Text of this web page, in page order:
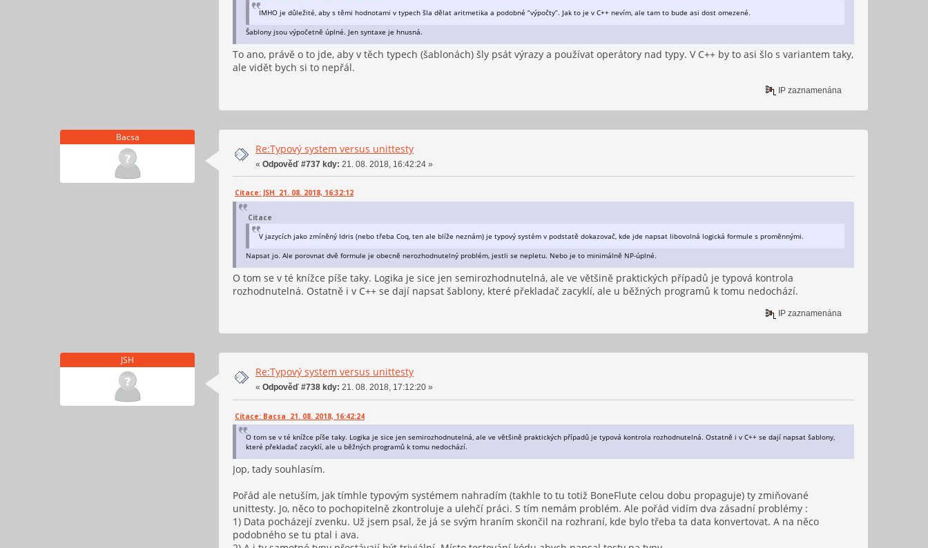
IMHO je důležité, aby s těmi hodnotami v typech šla dělat aritmetika a podobné “výpočty”. Jak to je v C++ nevím, ale tam to bude asi dost omezené.
Šablony jsou výpočetně úplné. Jen syntaxe je hnusná.
To ano, právě o to jde, aby v těch typech (šablonách) šly psát výrazy a používat operátory nad typy. V C++ by to asi šlo s variantem taky,
ale vidět bych si to nepřál.
IP zaznamenána
Bacsa
Re:Typový system versus unittesty
« Odpověď #737 kdy: 21. 08. 2018, 16:42:24 »
Citace: JSH 21. 08. 2018, 16:32:12
Citace
V jazycích jako zmíněný Idris (nebo třeba Coq, ten ale blíže neznám) je typový systém v podstatě dokazovač, kde jde napsat libovolná logická formule s proměnnými.
Napsat jo. Ale porovnat dvě formule je obecně nerozhodnutelný problém, jestli se nepletu. Nebo je to minimálně NP-úplné.
O tom se v té knížce píše taky. Logika je sice jen semirozhodnutelná, ale ve většině praktických případů je typová kontrola
rozhodnutelná. Ostatně i v C++ se dají napsat šablony, které překladač zacyklí, ale u běžných programů k tomu nedochází.
IP zaznamenána
JSH
Re:Typový system versus unittesty
« Odpověď #738 kdy: 21. 08. 2018, 17:12:20 »
Citace: Bacsa 21. 08. 2018, 16:42:24
O tom se v té knížce píše taky. Logika je sice jen semirozhodnutelná, ale ve většině praktických případů je typová kontrola rozhodnutelná. Ostatně i v C++ se dají napsat šablony,
které překladač zacyklí, ale u běžných programů k tomu nedochází.
Jop, tady souhlasím.
Pořád ale netuším, jak tímhle typovým systémem nahradím (takhle to tu totiž BoneFlute celou dobu propaguje) ty zmiňované
unittesty. Jo, něco to pochopitelně zkontroluje a ulehčí práci. S tím nemám problém. Ale pořád vidím dva zásadní problémy :
1) Data pocházejí zvenku. Už jsem psal, že já se svým hraním skončil na rozhraní, kde bylo třeba ta data konvertovat. A na něco
podobného se tu ptal i ava.